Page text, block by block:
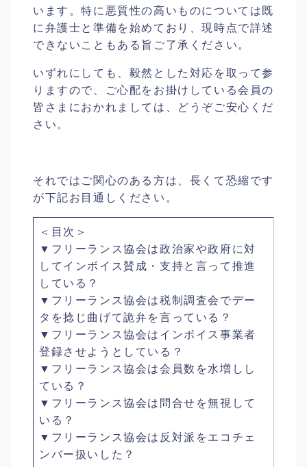
います。特に悪質性の高いものについては既
に弁護士と準備を始めており、現時点で詳述
できないこともある旨ご了承ください。
いずれにしても、毅然とした対応を取って参
りますので、ご心配をお掛けしている会員の
皆さまにおかれましては、どうぞご安心くだ
さい。
それではご関心のある方は、長くて恐縮です
が下記お目通しください。
＜目次＞
▼フリーランス協会は政治家や政府に対
してインボイス賛成・支持と言って推進
している？
▼フリーランス協会は税制調査会でデー
タを捻じ曲げて詭弁を言っている？
▼フリーランス協会はインボイス事業者
登録させようとしている？
▼フリーランス協会は会員数を水増しし
ている？
▼フリーランス協会は問合せを無視して
いる？
▼フリーランス協会は反対派をエコチェ
ンバー扱いした？